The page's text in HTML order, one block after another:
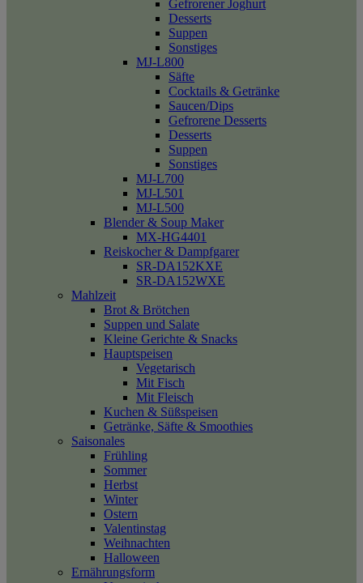
Gefrorener Joghurt
Desserts
Suppen
Sonstiges
MJ-L800
Säfte
Cocktails & Getränke
Saucen/Dips
Gefrorene Desserts
Desserts
Suppen
Sonstiges
MJ-L700
MJ-L501
MJ-L500
Blender & Soup Maker
MX-HG4401
Reiskocher & Dampfgarer
SR-DA152KXE
SR-DA152WXE
Mahlzeit
Brot & Brötchen
Suppen und Salate
Kleine Gerichte & Snacks
Hauptspeisen
Vegetarisch
Mit Fisch
Mit Fleisch
Kuchen & Süßspeisen
Getränke, Säfte & Smoothies
Saisonales
Frühling
Sommer
Herbst
Winter
Ostern
Valentinstag
Weihnachten
Halloween
Ernährungsform